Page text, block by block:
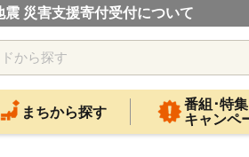
震 災害支援寄付受付について
まちから探す
番組･特集
キャンペ